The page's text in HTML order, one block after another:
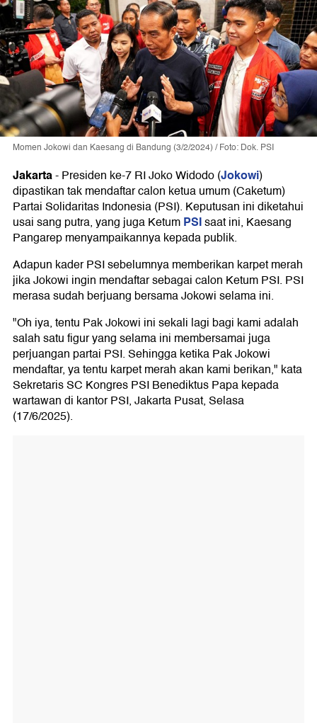
Momen Jokowi dan Kaesang di Bandung (3/2/2024) / Foto: Dok. PSI
Jakarta-Presiden ke-7 RI Joko Widodo (Jokowi)
dipastikan tak mendaftar calon ketua umum (Caketum)
Partai Solidaritas Indonesia (PSI). Keputusan ini diketahui
usai sang putra, yang juga KetumPSIsaat ini, Kaesang
Pangarep menyampaikannya kepada publik.
Adapun kader PSI sebelumnya memberikan karpet merah
jika Jokowi ingin mendaftar sebagai calon Ketum PSI. PSI
merasa sudah berjuang bersama Jokowi selama ini.
"Oh iya, tentu Pak Jokowi ini sekali lagi bagi kami adalah
salah satu figur yang selama ini membersamai juga
perjuangan partai PSI. Sehingga ketika Pak Jokowi
mendaftar, ya tentu karpet merah akan kami berikan," kata
Sekretaris SC Kongres PSI Benediktus Papa kepada
wartawan di kantor PSI, Jakarta Pusat, Selasa
(17/6/2025).